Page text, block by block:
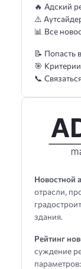
Новостной
отрасли,
здания.
Рейтинг
суждение
🔥 Адский
⚠️
📊 Все
📝 Попасть
🎯
📞